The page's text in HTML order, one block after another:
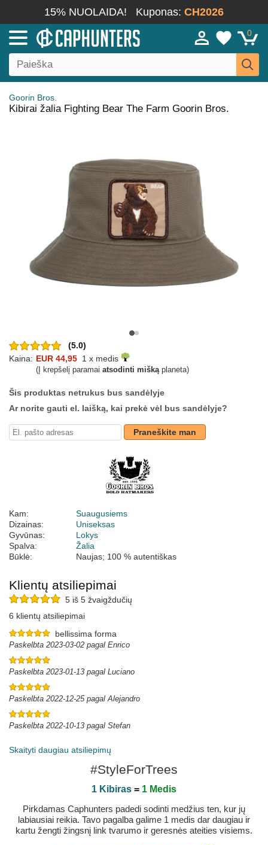
15% NUOLAIDA! Kuponas: CH2026
0
Goorin Bros.
Kibirai žalia Fighting Bear The Farm Goorin Bros.
(5.0)
Kaina: EUR 44,95 1 x medis
(Į krepšelį paramai atsodinti miškąplaneta)
Šis produktas netrukus bus sandėlyje
Ar norite gauti el. laišką, kai prekė vėl bus sandėlyje?
Praneškite man
Kam:
Suaugusiems
Dizainas:
Uniseksas
Gyvūnas:
Lokys
Spalva:
Žalia
Būklė:
Naujas; 100 % autentiškas
Klientų atsiliepimai
5 iš 5 žvaigždučių
6 klientų atsiliepimai
bellissima forma
Paskelbta 2023-03-02 pagal Enrico
Paskelbta 2023-01-13 pagal Luciano
Paskelbta 2022-12-25 pagal Alejandro
Paskelbta 2022-10-13 pagal Stefan
Skaityti daugiau atsiliepimų
#StyleForTrees
1 Kibiras = 1 Medis
Pirkdamas Caphunters padedi sodinti medžius ten, kur jų
labiausiai reikia. Tavo pagalba galime 1 medis dar daugiau ir
kartu žengti žingsnį link tvarumo ir geresnės ateities visiems.